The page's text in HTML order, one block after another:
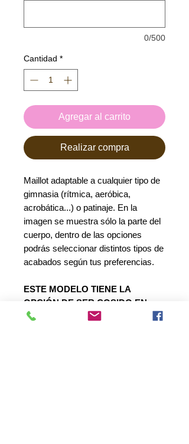
0/500
Cantidad *
Agregar al carrito
Realizar compra
Maillot adaptable a cualquier tipo de
gimnasia (rítmica, aeróbica,
acrobática...) o patinaje. En la
imagen se muestra sólo la parte del
cuerpo, dentro de las opciones
podrás seleccionar distintos tipos de
acabados según tus preferencias.
ESTE MODELO TIENE LA
OPCIÓN DE SER COSIDO EN
DIFERENTES TEJIDOS